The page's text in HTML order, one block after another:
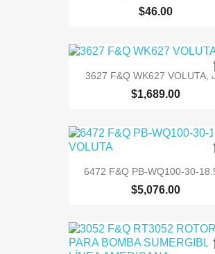
$46.00
3627 F&Q WK627 VOLUTA,
$1,689.00
6472 F&Q PB-WQ100-30-
$5,076.00